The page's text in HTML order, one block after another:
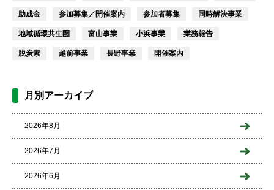
助成金 参加募集／開催案内 参加者募集 同時解決事業
地域循環共生圏 富山事業 小浜事業 業務報告
脱炭素 越前事業 長野事業 開催案内
月別アーカイブ
2026年8月
2026年7月
2026年6月